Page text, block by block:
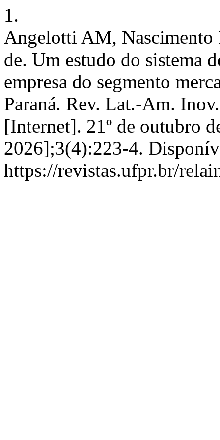
1.
Angelotti AM,
de. Um estudo do sistema
empresa do segmento
Paraná. Rev. Lat.-Am.
[Internet]. 21º de outubro
2026];3(4):223-4.
https://revistas.ufpr.br/